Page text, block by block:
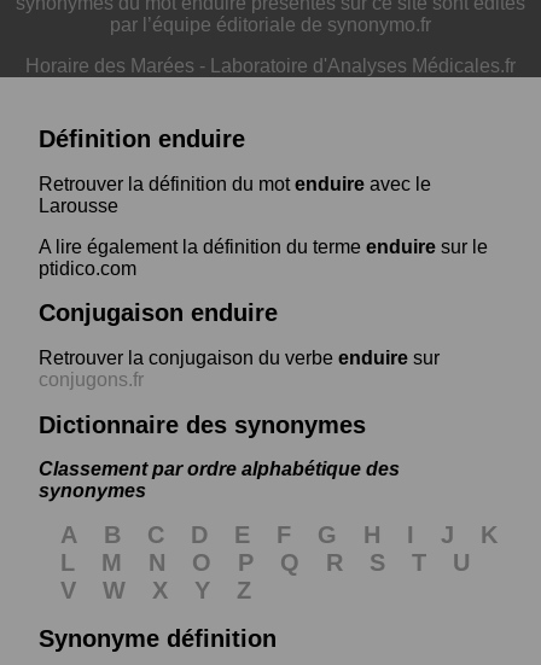
par l’équipe éditoriale de synonymo.fr
Horaire des Marées - Laboratoire d'Analyses Médicales.fr
Définition enduire
Retrouver la définition du motenduire avec le
Larousse
A lire également la définition du terme enduire sur le
ptidico.com
Conjugaison enduire
Retrouver la conjugaison du verbe enduire sur
conjugons.fr
Dictionnaire des synonymes
Classement par ordre alphabétique des
synonymes
A B C D E F G H I J
K
L
M N O P Q R S T
U
V
W X Y
Z
Synonyme définition